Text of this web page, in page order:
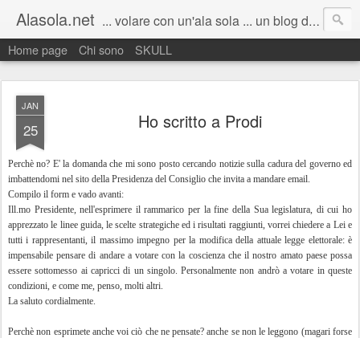
Alasola.net ... volare con un'ala sola ... un blog di Marco Fenudi: semplicemente pensieri sparsi. Scrivo poco, quando capita, all'improvviso. Benvenuti :)
Home page Chi sono SKULL
JAN
25 Ho scritto a Prodi
Perchè no? E' la domanda che mi sono posto cercando notizie sulla cadura del governo ed
imbattendomi nel sito della Presidenza del Consiglio che invita a mandare email.
Compilo il form e vado avanti:
Ill.mo Presidente, nell'esprimere il rammarico per la fine della Sua legislatura, di cui ho
apprezzato le linee guida, le scelte strategiche ed i risultati raggiunti, vorrei chiedere a Lei e
tutti i rappresentanti, il massimo impegno per la modifica della attuale legge elettorale: è
impensabile pensare di andare a votare con la coscienza che il nostro amato paese possa
essere sottomesso ai capricci di un singolo. Personalmente non andrò a votare in queste
condizioni, e come me, penso, molti altri.
La saluto cordialmente.
Perchè non esprimete anche voi ciò che ne pensate? anche se non le leggono (magari forse